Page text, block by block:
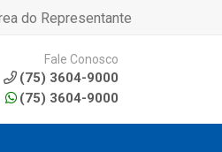
do Representante
Fale Conosco
(75) 3604-9000
(75) 3604-9000